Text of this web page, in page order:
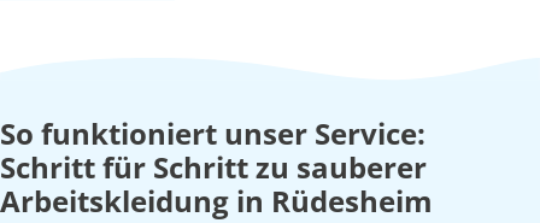
So funktioniert unser Service:
Schritt für Schritt zu sauberer
Arbeitskleidung in Rüdesheim